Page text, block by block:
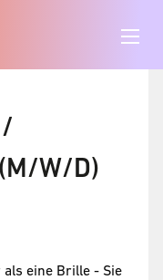
W/D)
eine Brille - Sie